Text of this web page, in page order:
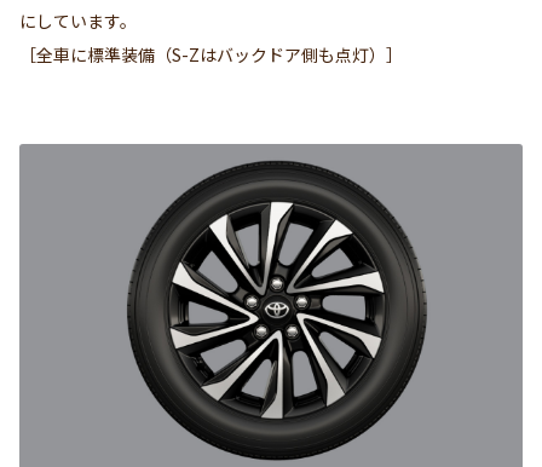
にしています。
［全車に標準装備（S-Zはバックドア側も点灯）］